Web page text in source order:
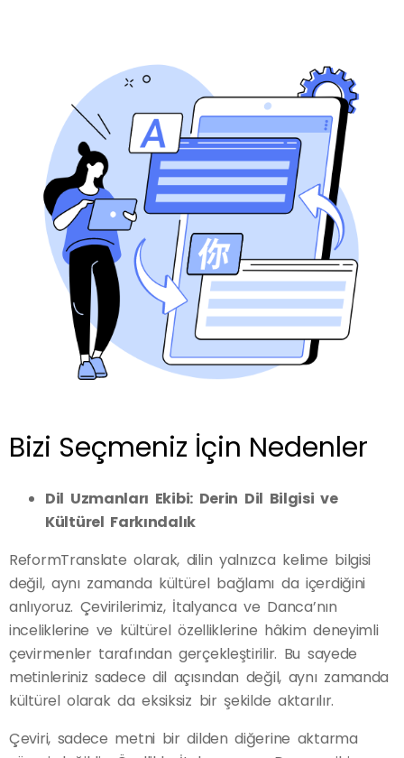
Bizi Seçmeniz İçin Nedenler
Dil Uzmanları Ekibi: Derin Dil Bilgisi ve
Kültürel Farkındalık
ReformTranslate olarak, dilin yalnızca kelime bilgisi
değil, aynı zamanda kültürel bağlamı da içerdiğini
anlıyoruz. Çevirilerimiz, İtalyanca ve Danca’nın
inceliklerine ve kültürel özelliklerine hâkim deneyimli
çevirmenler tarafından gerçekleştirilir. Bu sayede
metinleriniz sadece dil açısından değil, aynı zamanda
kültürel olarak da eksiksiz bir şekilde aktarılır.
Çeviri, sadece metni bir dilden diğerine aktarma